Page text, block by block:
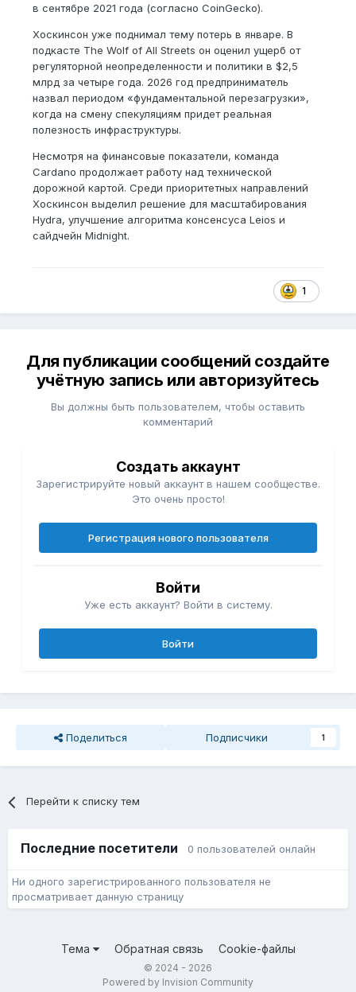
в сентябре 2021 года (согласно CoinGecko).
Хоскинсон уже поднимал тему потерь в январе. В
подкасте The Wolf of All Streets он оценил ущерб от
регуляторной неопределенности и политики в $2,5
млрд за четыре года. 2026 год предприниматель
назвал периодом «фундаментальной перезагрузки»,
когда на смену спекуляциям придет реальная
полезность инфраструктуры.
Несмотря на финансовые показатели, команда
Cardano продолжает работу над технической
дорожной картой. Среди приоритетных направлений
Хоскинсон выделил решение для масштабирования
Hydra, улучшение алгоритма консенсуса Leios и
сайдчейн Midnight.
1
Для публикации сообщений создайте
учётную запись или авторизуйтесь
Вы должны быть пользователем, чтобы оставить
комментарий
Создать аккаунт
Зарегистрируйте новый аккаунт в нашем сообществе.
Это очень просто!
Регистрация нового пользователя
Войти
Уже есть аккаунт? Войти в систему.
Войти
Поделиться Подписчики 1
Перейти к списку тем
Последние посетители 0 пользователей онлайн
Ни одного зарегистрированного пользователя не
просматривает данную страницу
Тема Обратная связь Cookie-файлы
© 2024 - 2026
Powered by Invision Community